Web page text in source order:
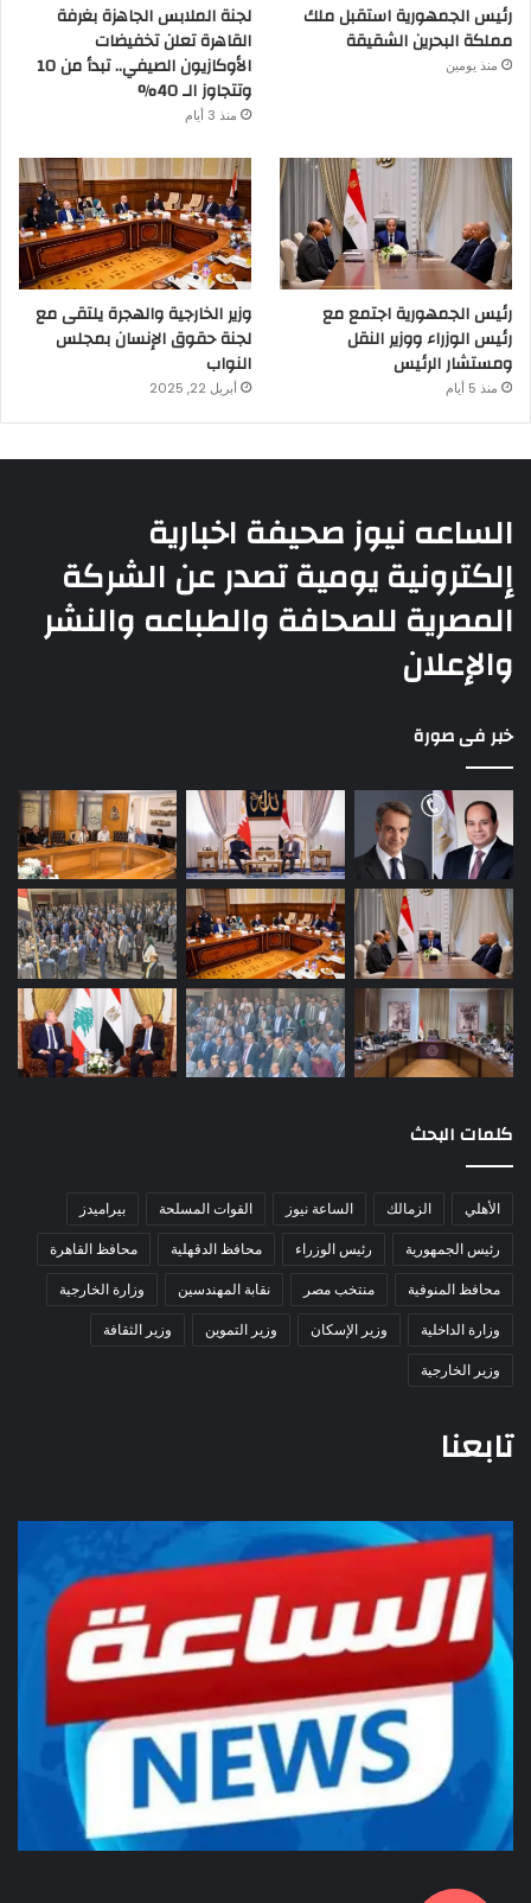
رئيس الجمهورية استقبل ملك
مملكة البحرين الشقيقة
منذ يومين
لجنة الملابس الجاهزة بغرفة
القاهرة تعلن تخفيضات
الأوكازيون الصيفي.. تبدأ من 10
وتتجاوز الـ 40%
منذ 3 أيام
رئيس الجمهورية اجتمع مع
رئيس الوزراء ووزير النقل
ومستشار الرئيس
منذ 5 أيام
وزير الخارجية والهجرة يلتقى مع
لجنة حقوق الإنسان بمجلس
النواب
أبريل 22, 2025
الساعه نيوز صحيفة اخبارية
إلكترونية يومية تصدر عن الشركة
المصرية للصحافة والطباعه والنشر
والإعلان
خبر فى صورة
كلمات البحث
الأهلي الزمالك الساعة نيوز القوات المسلحة
بيراميدز
رئيس الجمهورية
رئيس الوزراء محافظ الدقهلية
محافظ القاهرة
محافظ المنوفية
منتخب مصر نقابة المهندسين
وزارة الخارجية
وزارة الداخلية
وزير الإسكان وزير التموين
وزير الثقافة
وزير الخارجية
تابعنا